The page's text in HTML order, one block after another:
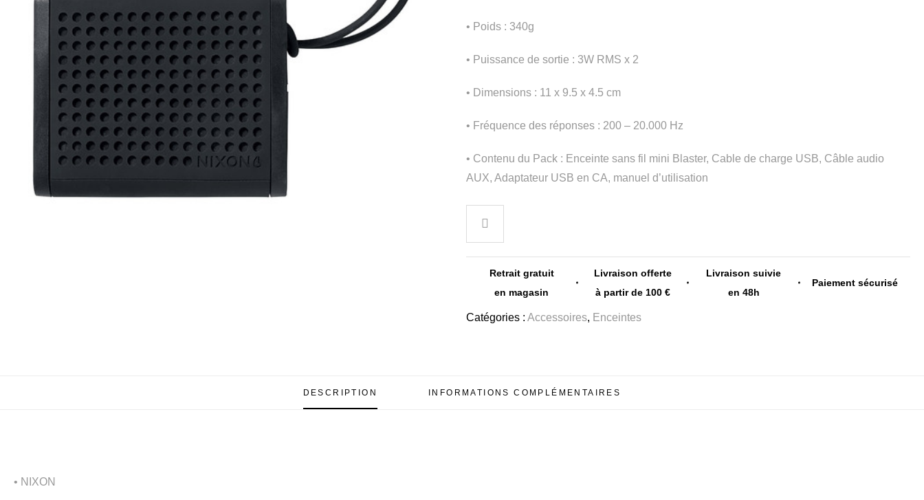
• Poids : 340g
• Puissance de sortie : 3W RMS x 2
• Dimensions : 11 x 9.5 x 4.5 cm
• Fréquence des réponses : 200 – 20.000 Hz
• Contenu du Pack : Enceinte sans fil mini Blaster, Cable de charge USB, Câble audio
AUX, Adaptateur USB en CA, manuel d’utilisation
Retrait gratuit
en magasin
Livraison offerte
à partir de 100 €
Livraison suivie
en 48h
Paiement sécurisé
Catégories : Accessoires, Enceintes
DESCRIPTION INFORMATIONS COMPLÉMENTAIRES
• NIXON